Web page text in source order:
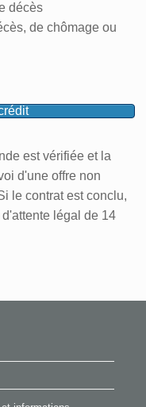
décès
de chômage ou
est vérifiée et la
d'une offre non
le contrat est conclu,
légal de 14